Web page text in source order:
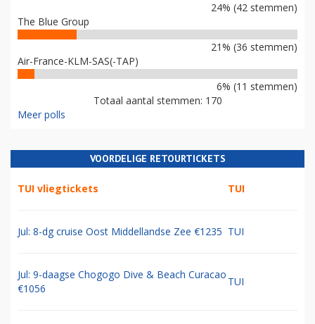
24% (42 stemmen)
The Blue Group
21% (36 stemmen)
Air-France-KLM-SAS(-TAP)
6% (11 stemmen)
Totaal aantal stemmen: 170
Meer polls
VOORDELIGE RETOURTICKETS
TUI vliegtickets TUI
Jul: 8-dg cruise Oost Middellandse Zee €1235 TUI
Jul: 9-daagse Chogogo Dive & Beach Curacao
€1056
TUI